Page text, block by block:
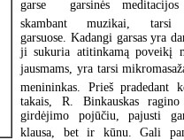
garse  garsinės
skambant muzikai, tarsi
garsuose. Kadangi garsas yra
ji sukuria atitinkamą poveikį
jausmams, yra tarsi
menininkas. Prieš pradedant
takais, R. Binkauskas ragino
girdėjimo pojūčiu, pajusti
klausa, bet ir kūnu. Gali